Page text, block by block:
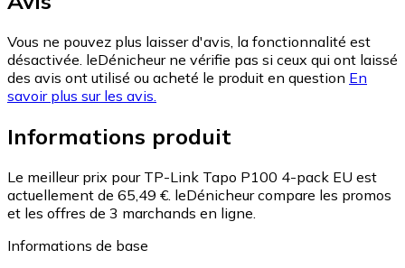
Vous ne pouvez plus laisser d'avis, la fonctionnalité est
désactivée. leDénicheur ne vérifie pas si ceux qui ont laissé
des avis ont utilisé ou acheté le produit en question En
savoir plus sur les avis.
Informations produit
Le meilleur prix pour TP-Link Tapo P100 4-pack EU est
actuellement de 65,49 €. leDénicheur compare les promos
et les offres de 3 marchands en ligne.
Informations de base